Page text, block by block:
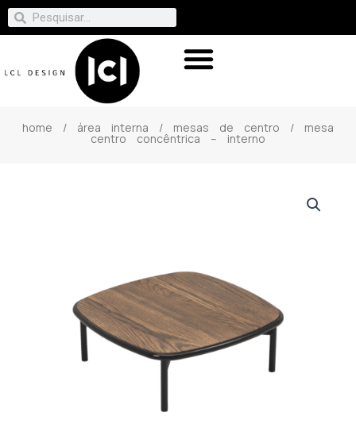
home / área interna / mesas de centro / mesa
centro concêntrica – interno